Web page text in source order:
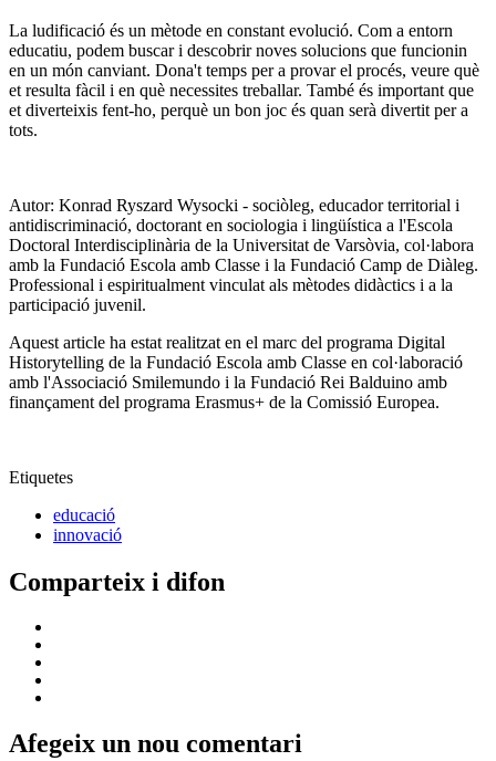
La ludificació és un mètode en constant evolució. Com a entorn
educatiu, podem buscar i descobrir noves solucions que funcionin
en un món canviant. Dona't temps per a provar el procés, veure què
et resulta fàcil i en què necessites treballar. També és important que
et diverteixis fent-ho, perquè un bon joc és quan serà divertit per a
tots.
Autor: Konrad Ryszard Wysocki - sociòleg, educador territorial i
antidiscriminació, doctorant en sociologia i lingüística a l'Escola
Doctoral Interdisciplinària de la Universitat de Varsòvia, col·labora
amb la Fundació Escola amb Classe i la Fundació Camp de Diàleg.
Professional i espiritualment vinculat als mètodes didàctics i a la
participació juvenil.
Aquest article ha estat realitzat en el marc del programa Digital
Historytelling de la Fundació Escola amb Classe en col·laboració
amb l'Associació Smilemundo i la Fundació Rei Balduino amb
finançament del programa Erasmus+ de la Comissió Europea.
Etiquetes
educació
innovació
Comparteix i difon
Afegeix un nou comentari